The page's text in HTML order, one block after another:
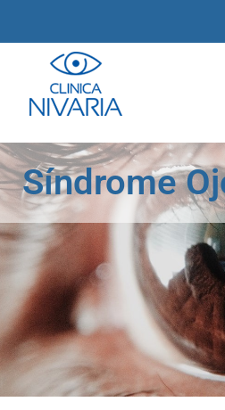
Síndrome